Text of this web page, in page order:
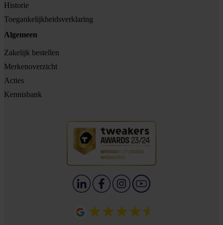
Historie
Toegankelijkheidsverklaring
Algemeen
Zakelijk bestellen
Merkenoverzicht
Acties
Kennisbank